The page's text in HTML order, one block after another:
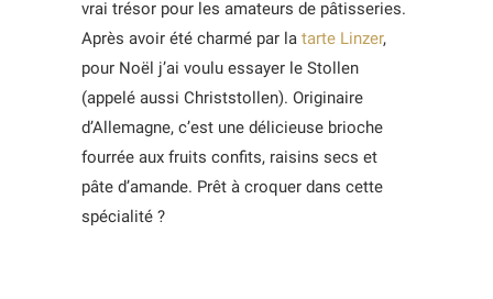
vrai trésor pour les amateurs de pâtisseries.
Après avoir été charmé par la tarte Linzer,
pour Noël j’ai voulu essayer le Stollen
(appelé aussi Christstollen). Originaire
d’Allemagne, c’est une délicieuse brioche
fourrée aux fruits confits, raisins secs et
pâte d’amande. Prêt à croquer dans cette
spécialité ?